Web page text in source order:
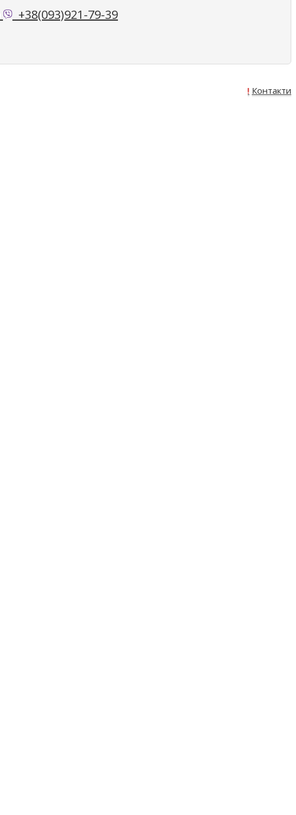
+38(093)921-79-39
Акція! Контакти